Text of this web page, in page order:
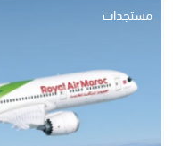
مستجدات